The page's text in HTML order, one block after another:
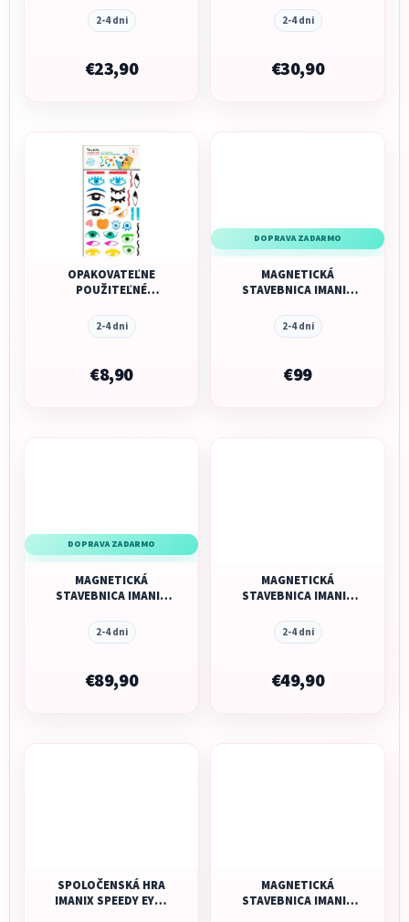
RED
2-4 dni
€23,90
KUSOV
2-4 dni
€30,90
OPAKOVATEĽNE
POUŽITEĽNÉ
HÁRKY
2-4 dni
€8,90
DOPRAVA ZADARMO
MAGNETICKÁ
STAVEBNICA IMANIX
2-4 dni
€99
DOPRAVA ZADARMO
MAGNETICKÁ
STAVEBNICA IMANIX
KUSOV
2-4 dni
€89,90
MAGNETICKÁ
STAVEBNICA IMANIX
2-4 dni
€49,90
SPOLOČENSKÁ HRA
IMANIX SPEEDY EYE -
MAGNETICKÁ
STAVEBNICA IMANIX